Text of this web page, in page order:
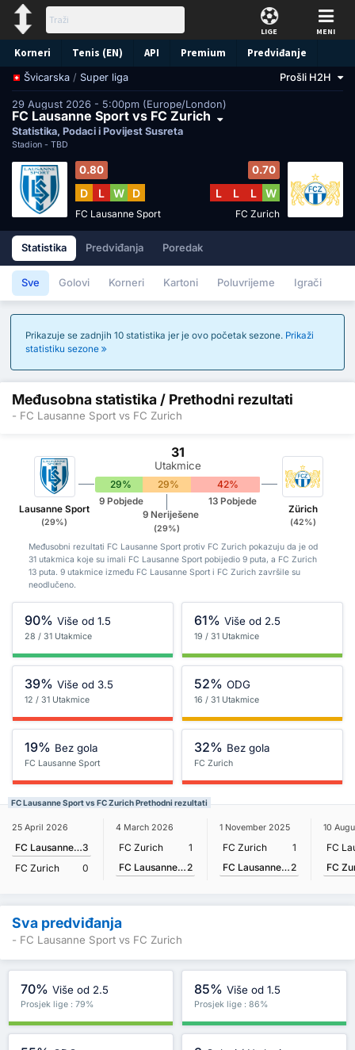
LIGE MENI
Korneri Tenis (EN) API Premium Predviđanje
Švicarska / Super liga Prošli H2H
29 August 2026 - 5:00pm (Europe/London)
FC Lausanne Sport vs FC Zurich
Statistika, Podaci i Povijest Susreta
Stadion - TBD
0.80
D L W D
FC Lausanne Sport
0.70
L L L W
FC Zurich
Statistika Predviđanja Poredak
Sve Golovi Korneri Kartoni Poluvrijeme Igrači
Prikazuje se zadnjih 10 statistika jer je ovo početak sezone. Prikaži
statistiku sezone
Međusobna statistika / Prethodni rezultati
- FC Lausanne Sport vs FC Zurich
Lausanne Sport
(29%)
31
Utakmice
29% 29% 42%
9 Pobjede
9 Neriješene
(29%)
13 Pobjede
Zürich
(42%)
Međusobni rezultati FC Lausanne Sport protiv FC Zurich pokazuju da je od
31 utakmica koje su imali FC Lausanne Sport pobijedio 9 puta, a FC Zurich
13 puta. 9 utakmice između FC Lausanne Sport i FC Zurich završile su
neodlučeno.
90% Više od 1.5
28 / 31 Utakmice
61% Više od 2.5
19 / 31 Utakmice
39% Više od 3.5
12 / 31 Utakmice
52% ODG
16 / 31 Utakmice
19% Bez gola
FC Lausanne Sport
32% Bez gola
FC Zurich
FC Lausanne Sport vs FC Zurich Prethodni rezultati
25 April 2026
FC Lausanne Sport3
FC Zurich
0
4 March 2026
FC Zurich
1
FC Lausanne Sport 2
1 November 2025
FC Zurich
1
FC Lausanne Sport 2
10
FC
Sva predviđanja
- FC Lausanne Sport vs FC Zurich
70% Više od 2.5
Prosjek lige : 79%
85% Više od 1.5
Prosjek lige : 86%